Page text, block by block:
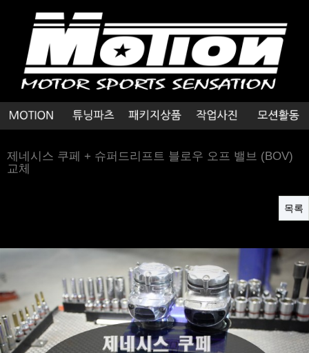
제네시스 쿠페 + 슈퍼드리프트 블로우 오프 밸브 (BOV)
교체
목록